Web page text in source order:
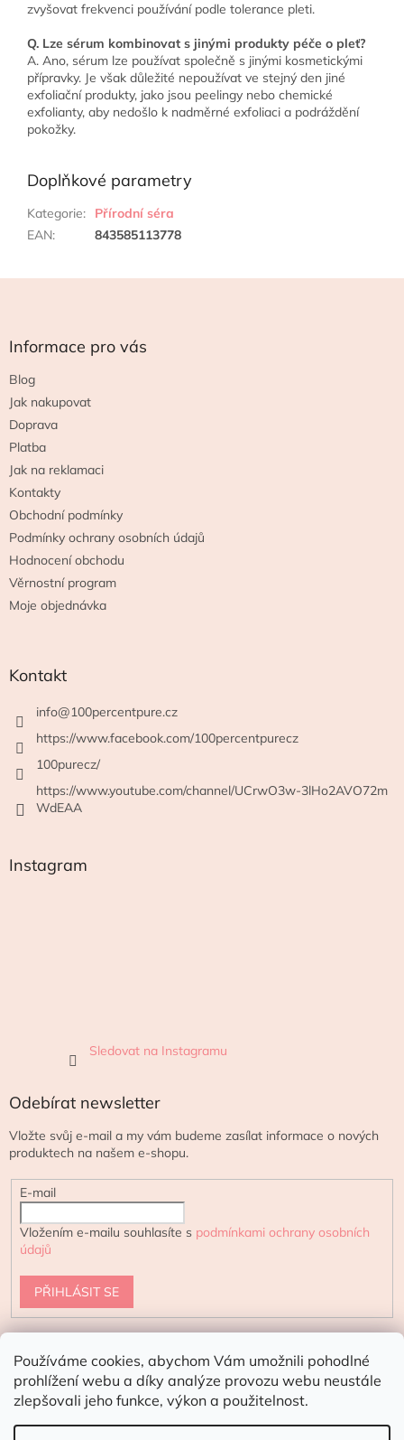
Používáme cookies, abychom Vám umožnili pohodlné
prohlížení webu a díky analýze provozu webu neustále
zlepšovali jeho funkce, výkon a použitelnost.
Doporučení pro letní dny:V horkých
zvyšovat frekvenci používání podle tolerance pleti.
Q. Lze sérum kombinovat s jinými produkty péče o pleť?
A. Ano, sérum lze používat společně s jinými kosmetickými
přípravky. Je však důležité nepoužívat ve stejný den jiné
exfoliační produkty, jako jsou peelingy nebo chemické
exfolianty, aby nedošlo k nadměrné exfoliaci a podráždění
pokožky.
Doplňkové parametry
Kategorie:
Přírodní séra
EAN: 843585113778
Informace pro vás
Blog
Jak nakupovat
Doprava
Platba
Jak na reklamaci
Kontakty
Obchodní podmínky
Podmínky ochrany osobních údajů
Hodnocení obchodu
Věrnostní program
Moje objednávka
Kontakt
info@100percentpure.cz
https://www.facebook.com/100percentpurecz
100purecz/
https://www.youtube.com/channel/UCrwO3w-3lHo2AVO72m
WdEAA
Instagram
Sledovat na Instagramu
Odebírat newsletter
Vložte svůj e-mail a my vám budeme zasílat informace o nových
produktech na našem e-shopu.
E-mail
Vložením e-mailu souhlasíte s podmínkami ochrany osobních
údajů
PŘIHLÁSIT SE
urtekram.cz ecoteeno.cz - eshop s přírodní kosmetikou